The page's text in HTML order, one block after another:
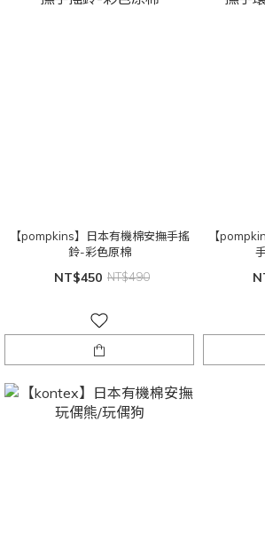
【pompkins】日本有機棉安撫手搖
鈴-彩色原棉
NT$450 NT$490
【